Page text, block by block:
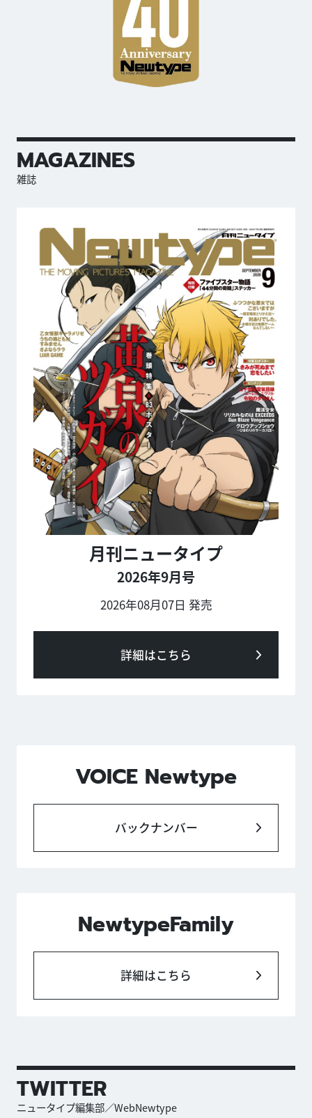
MAGAZINES
雑誌
月刊ニュータイプ
2026年9月号
2026年08月07日 発売
詳細はこちら
VOICE Newtype
バックナンバー
NewtypeFamily
詳細はこちら
TWITTER
ニュータイプ編集部／WebNewtype